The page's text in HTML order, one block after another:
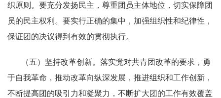
织原则。要充分发扬民主，尊重团员主体地位，切实保障团
员的民主权利。要实行正确的集中，加强组织性和纪律性，
保证团的决议得到有效的贯彻执行。
（五）坚持改革创新。落实党对共青团改革的要求，勇
于自我革命，推动改革向纵深发展，推进组织和工作创新，
不断提高团的吸引力和凝聚力，不断扩大团的工作有效覆盖